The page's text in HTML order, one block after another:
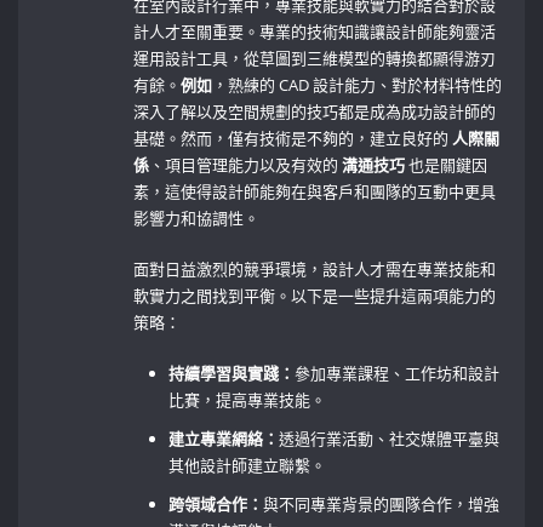
在室內設計行業中，專業技能與軟實力的結合對於設
計人才至關重要。專業的技術知識讓設計師能夠靈活
運用設計工具，從草圖到三維模型的轉換都顯得游刃
有餘。例如 ，熟練的 CAD ‌設計能力、對於材料特性的
深入了解以及空間規劃的技巧都是成為成功設計師的
基礎。然而，僅有技術是不夠的，建立良好的人際關
係 、項目管理能力以及有效的溝通技巧也是關鍵因
素，這使得設計師能夠在與客戶和團隊的互動中更具
影響力和協調性。
面對日益激烈的競爭環境，設計人才需在專業技能和
軟實力之間找到平衡。以下是一些提升這兩項能力的
策略：
持續學習與實踐：參加專業課程、工作坊和設計
比賽，提高專業技能。
建立專業網絡：透過行業活動、社交媒體平臺與
其他設計師建立聯繫。
跨領域合作：與不同專業背景的團隊合作，增強